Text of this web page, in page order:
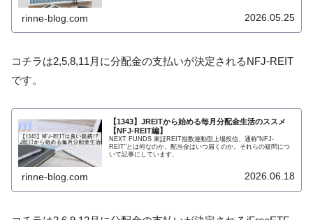
rinne-blog.com 2026.05.25
コチラは2,5,8,11月に分配金の支払いが決定されるNFJ-REIT
です。
【1343】JREITから始める毎月分配金生活のススメ
【NFJ-REIT編】
NEXT FUNDS 東証REIT指数連動型上場投信、通称"NFJ-
REIT"とは何なのか。配当金はいつ届くのか。それらの疑問につ
いて記事にしています。
rinne-blog.com 2026.06.18